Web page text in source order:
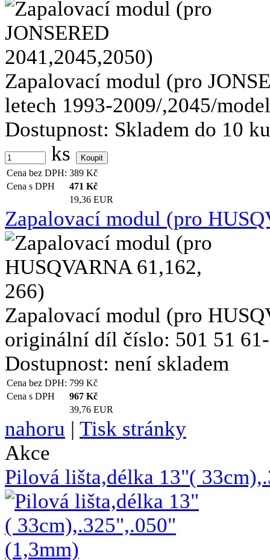
Zapalovací modul (pro
letech 1993-2009/,2045/
Dostupnost: Skladem do 10
ks
Cena bez DPH: 389 Kč
Cena s DPH
471 Kč
19,36 EUR
Zapalovací modul (pro
Zapalovací modul (pro
originální díl číslo: 501 51
Dostupnost: není skladem
Cena bez DPH: 799 Kč
Cena s DPH
967 Kč
39,76 EUR
nahoru | Tisk stránky
Akce
Pilová lišta,délka 13"(